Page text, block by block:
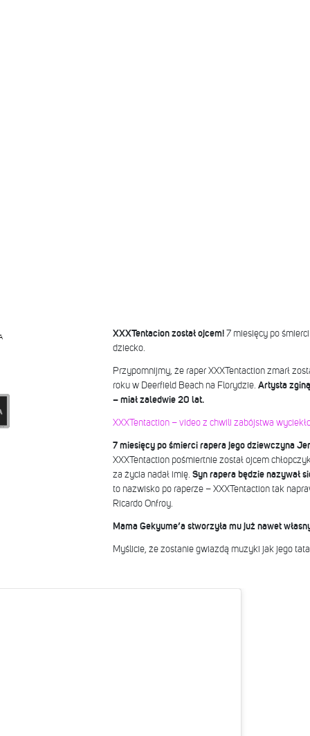
XXXTentacion został ojcem! 7 miesięcy po
dziecko.
Przypomnijmy, że raper XXXTentaction zmarł
roku w Deerfield Beach na Florydzie. Artysta
– miał zaledwie 20 lat.
XXXTentaction – video z chwili zabójstwa
7 miesięcy po śmierci rapera jego dziewczyna
XXXTentaction pośmiertnie został ojcem
za życia nadał imię. Syn rapera będzie nazywał
to nazwisko po raperze – XXXTentaction tak
Ricardo Onfroy.
Mama Gekyume’a stworzyła mu już nawet
Myślicie, że zostanie gwiazdą muzyki jak jego